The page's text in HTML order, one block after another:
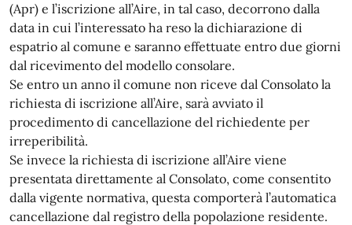
(Apr) e l’iscrizione all’Aire, in tal caso, decorrono dalla
data in cui l’interessato ha reso la dichiarazione di
espatrio al comune e saranno effettuate entro due giorni
dal ricevimento del modello consolare.
Se entro un anno il comune non riceve dal Consolato la
richiesta di iscrizione all’Aire, sarà avviato il
procedimento di cancellazione del richiedente per
irreperibilità.
Se invece la richiesta di iscrizione all’Aire viene
presentata direttamente al Consolato, come consentito
dalla vigente normativa, questa comporterà l’automatica
cancellazione dal registro della popolazione residente.